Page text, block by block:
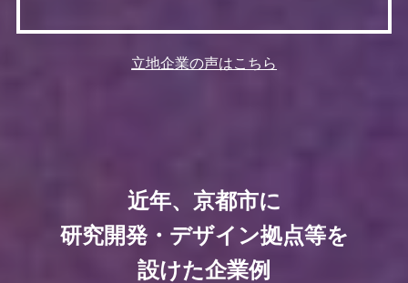
立地企業の声はこちら
近年、京都市に
研究開発・デザイン拠点等を
設けた企業例